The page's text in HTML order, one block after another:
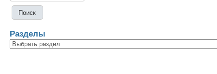
Разделы